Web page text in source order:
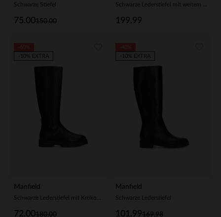
Schwarze Stiefel
150.00
75.00 199.99
Manfield
180.00
72.00
-10% EXTRA
Manfield
Schwarze Lederstiefel
169.98
101.99
-10% EXTRA